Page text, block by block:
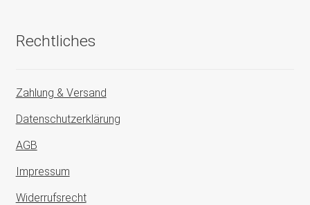
Rechtliches
Zahlung & Versand
Datenschutzerklärung
AGB
Impressum
Widerrufsrecht